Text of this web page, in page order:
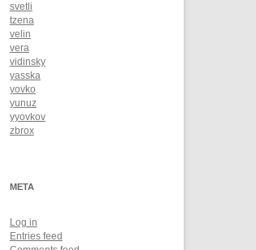
svetli
tzena
velin
vera
vidinsky
yasska
yovko
yunuz
yyovkov
zbrox
META
Log in
Entries feed